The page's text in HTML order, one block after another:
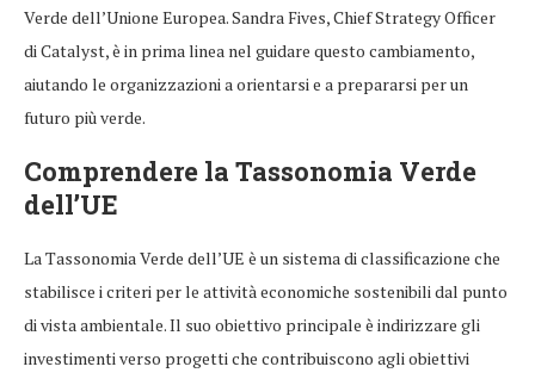
Verde dell’Unione Europea. Sandra Fives, Chief Strategy Officer
di Catalyst, è in prima linea nel guidare questo cambiamento,
aiutando le organizzazioni a orientarsi e a prepararsi per un
futuro più verde.
Comprendere la Tassonomia Verde
dell’UE
La Tassonomia Verde dell’UE è un sistema di classificazione che
stabilisce i criteri per le attività economiche sostenibili dal punto
di vista ambientale. Il suo obiettivo principale è indirizzare gli
investimenti verso progetti che contribuiscono agli obiettivi